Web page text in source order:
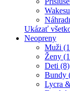
Ukázať
Neopreny
Muži
Ženy
Deti (8)
Bundy
Lycra